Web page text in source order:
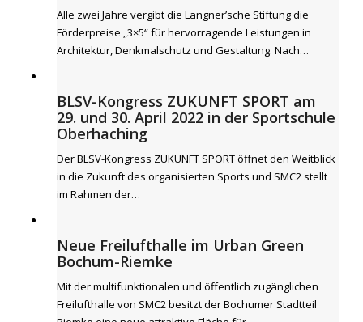
Alle zwei Jahre vergibt die Langner’sche Stiftung die
Förderpreise „3×5“ für hervorragende Leistungen in
Architektur, Denkmalschutz und Gestaltung. Nach…
BLSV-Kongress ZUKUNFT SPORT am
29. und 30. April 2022 in der Sportschule
Oberhaching
Der BLSV-Kongress ZUKUNFT SPORT öffnet den Weitblick
in die Zukunft des organisierten Sports und SMC2 stellt
im Rahmen der…
Neue Freilufthalle im Urban Green
Bochum-Riemke
Mit der multifunktionalen und öffentlich zugänglichen
Freilufthalle von SMC2 besitzt der Bochumer Stadtteil